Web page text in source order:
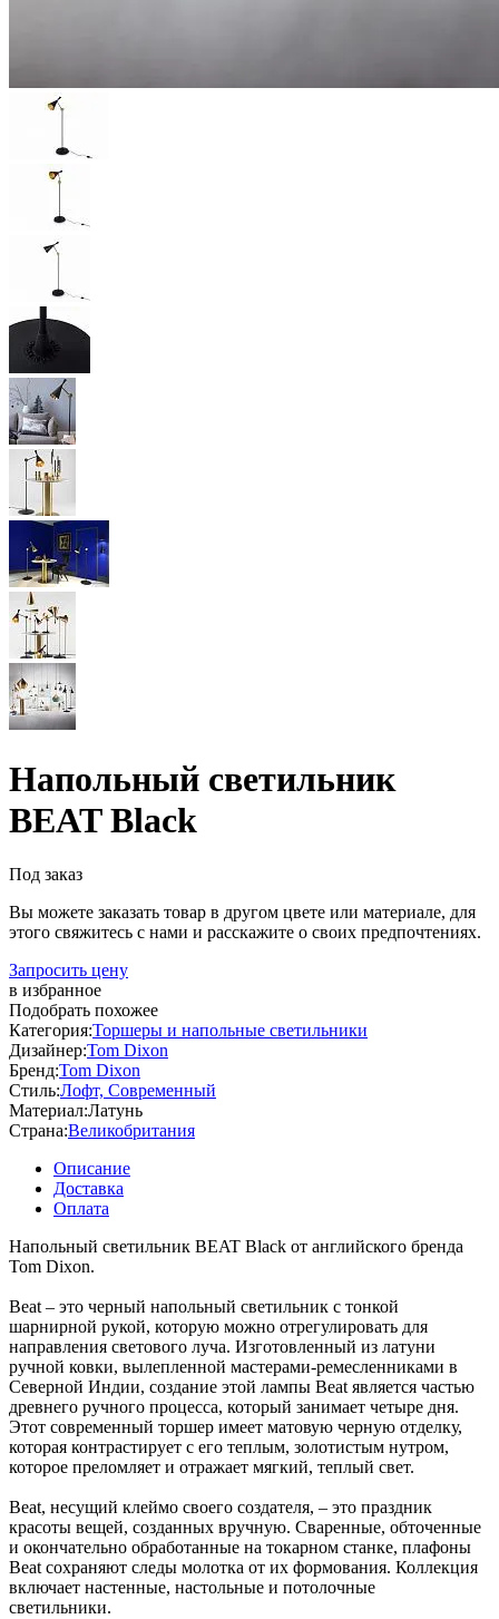
Напольный светильник
BEAT Black
Под заказ
Вы можете заказать товар в другом цвете или материале, для
этого свяжитесь с нами и расскажите о своих предпочтениях.
Запросить цену
в избранное
Подобрать похожее
Категория:Торшеры и напольные светильники
Дизайнер:Tom Dixon
Бренд:Tom Dixon
Стиль:Лофт, Современный
Материал:Латунь
Страна:Великобритания
Описание
Доставка
Оплата
Напольный светильник BEAT Black от английского бренда
Tom Dixon.
Beat – это черный напольный светильник с тонкой
шарнирной рукой, которую можно отрегулировать для
направления светового луча. Изготовленный из латуни
ручной ковки, вылепленной мастерами-ремесленниками в
Северной Индии, создание этой лампы Beat является частью
древнего ручного процесса, который занимает четыре дня.
Этот современный торшер имеет матовую черную отделку,
которая контрастирует с его теплым, золотистым нутром,
которое преломляет и отражает мягкий, теплый свет.
Beat, несущий клеймо своего создателя, – это праздник
красоты вещей, созданных вручную. Сваренные, обточенные
и окончательно обработанные на токарном станке, плафоны
Beat сохраняют следы молотка от их формования. Коллекция
включает настенные, настольные и потолочные
светильники.